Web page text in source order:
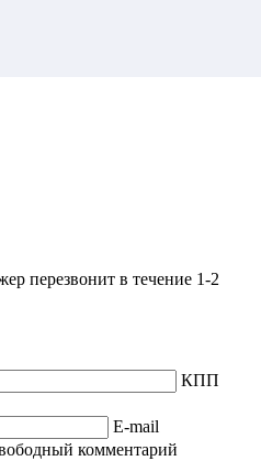
перезвонит в течение 1-2
КПП
E-mail
комментарий